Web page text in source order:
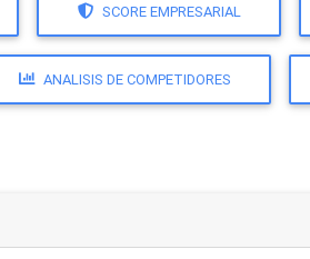
SCORE EMPRESARIAL
ANALISIS DE COMPETIDORES